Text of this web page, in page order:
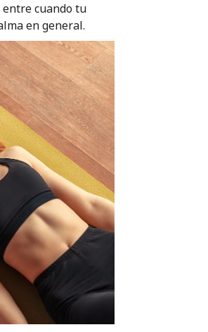
entre cuando tu
en general.